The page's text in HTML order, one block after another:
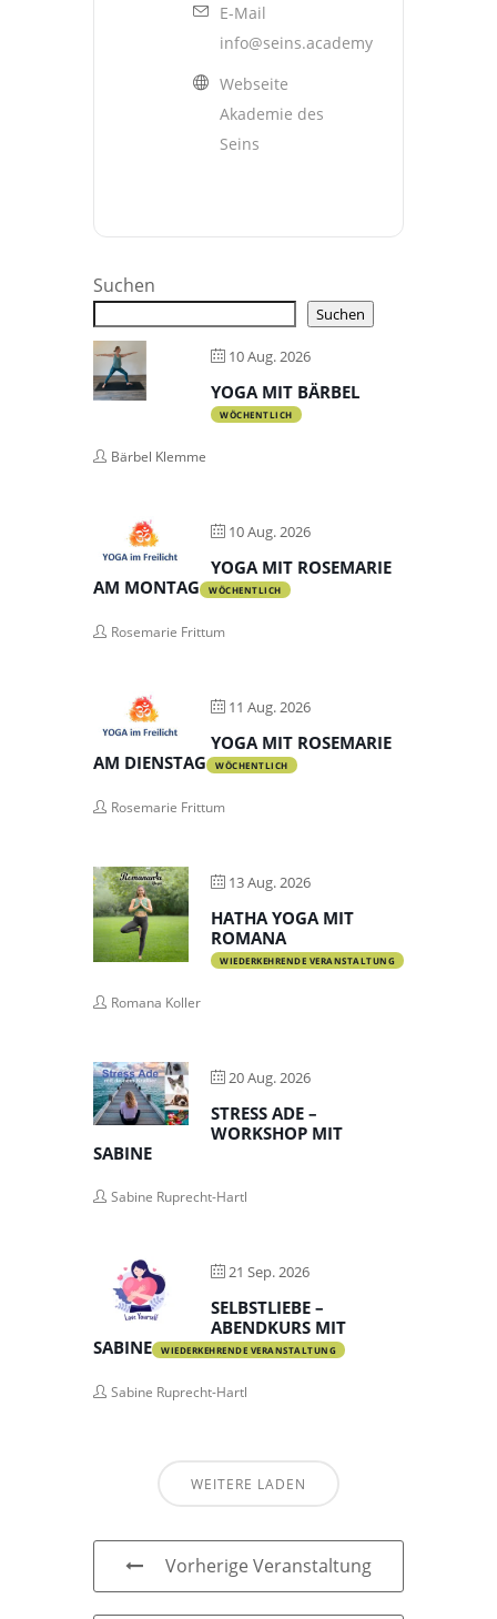
E-Mail
info@seins.academy
Webseite
Akademie des
Seins
Suchen
Suchen
10 Aug. 2026
YOGA MIT BÄRBEL
WÖCHENTLICH
Bärbel Klemme
10 Aug. 2026
YOGA MIT ROSEMARIE
AM MONTAG
WÖCHENTLICH
Rosemarie Frittum
11 Aug. 2026
YOGA MIT ROSEMARIE
AM DIENSTAG
WÖCHENTLICH
Rosemarie Frittum
13 Aug. 2026
HATHA YOGA MIT
ROMANA
WIEDERKEHRENDE VERANSTALTUNG
Romana Koller
20 Aug. 2026
STRESS ADE –
WORKSHOP MIT
SABINE
Sabine Ruprecht-Hartl
21 Sep. 2026
SELBSTLIEBE –
ABENDKURS MIT
SABINE
WIEDERKEHRENDE VERANSTALTUNG
Sabine Ruprecht-Hartl
WEITERE LADEN
Vorherige Veranstaltung